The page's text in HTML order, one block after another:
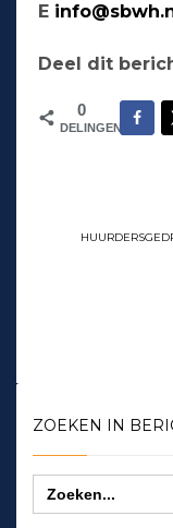
E
Deel dit
0
DELINGEN
ZOEKEN IN
Zoek
naar: